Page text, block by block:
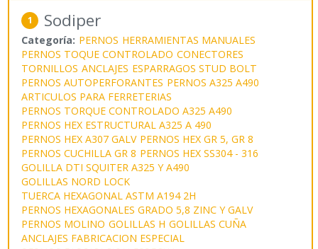
1 Sodiper
Categoría: PERNOS HERRAMIENTAS MANUALES
PERNOS TOQUE CONTROLADO CONECTORES
TORNILLOS ANCLAJES ESPARRAGOS STUD BOLT
PERNOS AUTOPERFORANTES PERNOS A325 A490
ARTICULOS PARA FERRETERIAS
PERNOS TORQUE CONTROLADO A325 A490
PERNOS HEX ESTRUCTURAL A325 A 490
PERNOS HEX A307 GALV PERNOS HEX GR 5, GR 8
PERNOS CUCHILLA GR 8 PERNOS HEX SS304 - 316
GOLILLA DTI SQUITER A325 Y A490
GOLILLAS NORD LOCK
TUERCA HEXAGONAL ASTM A194 2H
PERNOS HEXAGONALES GRADO 5,8 ZINC Y GALV
PERNOS MOLINO GOLILLAS H GOLILLAS CUÑA
ANCLAJES FABRICACION ESPECIAL